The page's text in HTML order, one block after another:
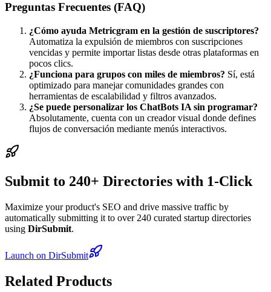
Preguntas Frecuentes (FAQ)
¿Cómo ayuda Metricgram en la gestión de suscriptores?
Automatiza la expulsión de miembros con suscripciones
vencidas y permite importar listas desde otras plataformas en
pocos clics.
¿Funciona para grupos con miles de miembros? Sí, está
optimizado para manejar comunidades grandes con
herramientas de escalabilidad y filtros avanzados.
¿Se puede personalizar los ChatBots IA sin programar?
Absolutamente, cuenta con un creador visual donde defines
flujos de conversación mediante menús interactivos.
Submit to 240+ Directories with 1-Click
Maximize your product's SEO and drive massive traffic by
automatically submitting it to over 240 curated startup directories
using DirSubmit.
Launch on DirSubmit
Related Products